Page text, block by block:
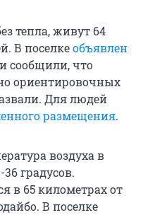
тепла, живут 64
В поселкеобъявлен
сообщили, что
ориентировочных
Для людей
размещения.
воздуха в
градусов.
в 65 километрах от
В поселке